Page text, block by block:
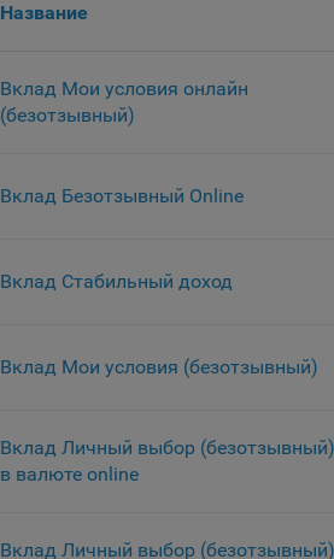
Название
Вклад Мои условия онлайн
(безотзывный)
Вклад Безотзывный Online
Вклад Стабильный доход
Вклад Мои условия (безотзывный)
Вклад Личный выбор (безотзывный)
в валюте online
Вклад Личный выбор (безотзывный)